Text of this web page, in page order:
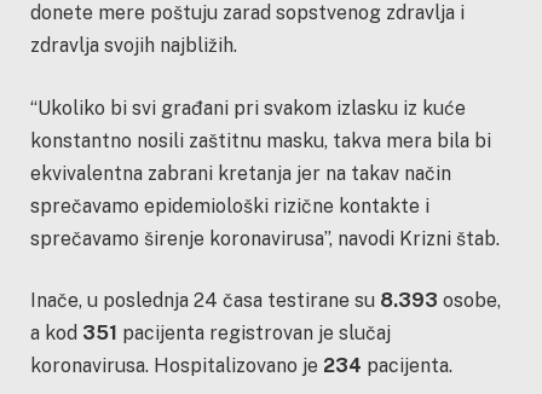
donete mere poštuju zarad sopstvenog zdravlja i
zdravlja svojih najbližih.
“Ukoliko bi svi građani pri svakom izlasku iz kuće
konstantno nosili zaštitnu masku, takva mera bila bi
ekvivalentna zabrani kretanja jer na takav način
sprečavamo epidemiološki rizične kontakte i
sprečavamo širenje koronavirusa”, navodi Krizni štab.
Inače, u poslednja 24 časa testirane su 8.393 osobe,
a kod 351 pacijenta registrovan je slučaj
koronavirusa. Hospitalizovano je 234 pacijenta.